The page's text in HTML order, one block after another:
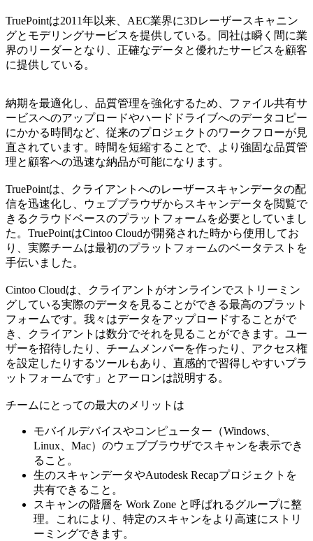
TruePointは2011年以来、AEC業界に3Dレーザースキャニン
グとモデリングサービスを提供している。同社は瞬く間に業
界のリーダーとなり、正確なデータと優れたサービスを顧客
に提供している。
納期を最適化し、品質管理を強化するため、ファイル共有サ
ービスへのアップロードやハードドライブへのデータコピー
にかかる時間など、従来のプロジェクトのワークフローが見
直されています。時間を短縮することで、より強固な品質管
理と顧客への迅速な納品が可能になります。
TruePointは、クライアントへのレーザースキャンデータの配
信を迅速化し、ウェブブラウザからスキャンデータを閲覧で
きるクラウドベースのプラットフォームを必要としていまし
た。TruePointはCintoo Cloudが開発された時から使用してお
り、実際チームは最初のプラットフォームのベータテストを
手伝いました。
Cintoo Cloudは、クライアントがオンラインでストリーミン
グしている実際のデータを見ることができる最高のプラット
フォームです。我々はデータをアップロードすることがで
き、クライアントは数分でそれを見ることができます。ユー
ザーを招待したり、チームメンバーを作ったり、アクセス権
を設定したりするツールもあり、直感的で習得しやすいプラ
ットフォームです」とアーロンは説明する。
チームにとっての最大のメリットは
モバイルデバイスやコンピューター（Windows、
Linux、Mac）のウェブブラウザでスキャンを表示でき
ること。
生のスキャンデータやAutodesk Recapプロジェクトを
共有できること。
スキャンの階層を Work Zone と呼ばれるグループに整
理。これにより、特定のスキャンをより高速にストリ
ーミングできます。